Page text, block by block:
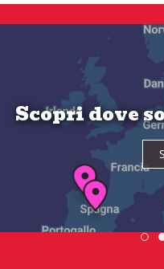
Scopri dove